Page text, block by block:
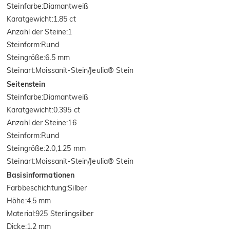
Steinfarbe:Diamantweiß
Karatgewicht:1.85 ct
Anzahl der Steine:1
Steinform:Rund
Steingröße:6.5 mm
Steinart:Moissanit-Stein/Jeulia® Stein
Seitenstein
Steinfarbe:Diamantweiß
Karatgewicht:0.395 ct
Anzahl der Steine:16
Steinform:Rund
Steingröße:2.0,1.25 mm
Steinart:Moissanit-Stein/Jeulia® Stein
Basisinformationen
Farbbeschichtung:Silber
Höhe:4.5 mm
Material:925 Sterlingsilber
Dicke:1.2 mm